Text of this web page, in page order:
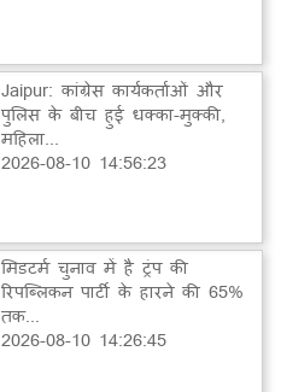
Jaipur: कांग्रेस कार्यकर्ताओं और
पुलिस के बीच हुई धक्का-मुक्की,
महिला...
2026-08-10 14:56:23
मिडटर्म चुनाव में है ट्रंप की
रिपब्लिकन पार्टी के हारने की 65%
तक...
2026-08-10 14:26:45